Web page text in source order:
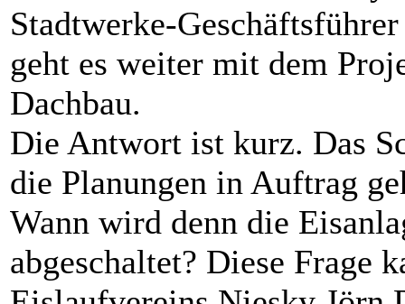
Stadtwerke-
geht es weiter mit dem
Dachbau.
Die Antwort ist kurz. Das
die Planungen in Auftrag
Wann wird denn die
abgeschaltet? Diese Frage